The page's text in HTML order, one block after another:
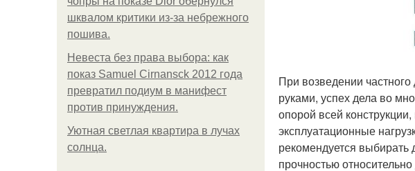
шквалом критики из-за небрежного
пошива.
Невеста без права выбора: как
показ Samuel Cirnansck 2012 года
превратил подиум в манифест
против принуждения.
Уютная светлая квартира в лучах
солнца.
При возведении
руками, успех дела во
опорой всей
эксплуатационные
рекомендуется выбирать
прочностью